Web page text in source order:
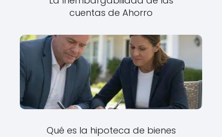
cuentas de Ahorro
Qué es la hipoteca de bienes